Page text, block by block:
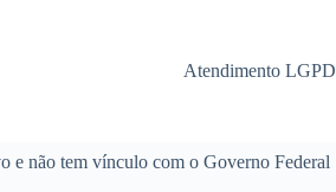
Atendimento LGPD
e não tem vínculo com o Governo Federal